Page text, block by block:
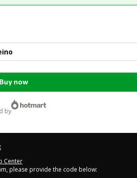
Buy now
by
Center
please provide the code below: